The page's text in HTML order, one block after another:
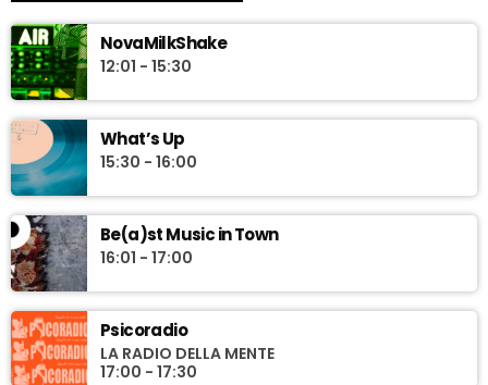
NovaMilkShake
12:01 - 15:30
What’s Up
15:30 - 16:00
Be(a)st Music in Town
16:01 - 17:00
Psicoradio
LA RADIO DELLA MENTE
17:00 - 17:30